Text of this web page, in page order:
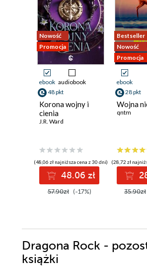
Nowość
Promocja
ebook audiobook
48 pkt
Korona wojny i
cienia
J.R. Ward
(48,06 zł najniższa cena z 30 dni)
48.06 zł
57.90zł (-17%)
Bestseller
Nowość
Promocja
ebook
28 pkt
Wojna
qntm
(28,72 zł
35.90zł
Dragona Rock -
książki